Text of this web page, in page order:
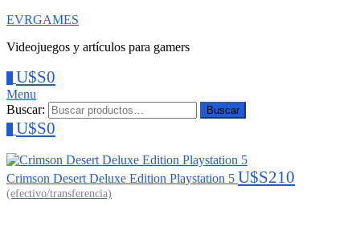
EVRGAMES
Videojuegos y artículos para gamers
U$S0
Menu
Buscar:
Buscar
U$S0
Crimson Desert Deluxe Edition Playstation 5 U$S210